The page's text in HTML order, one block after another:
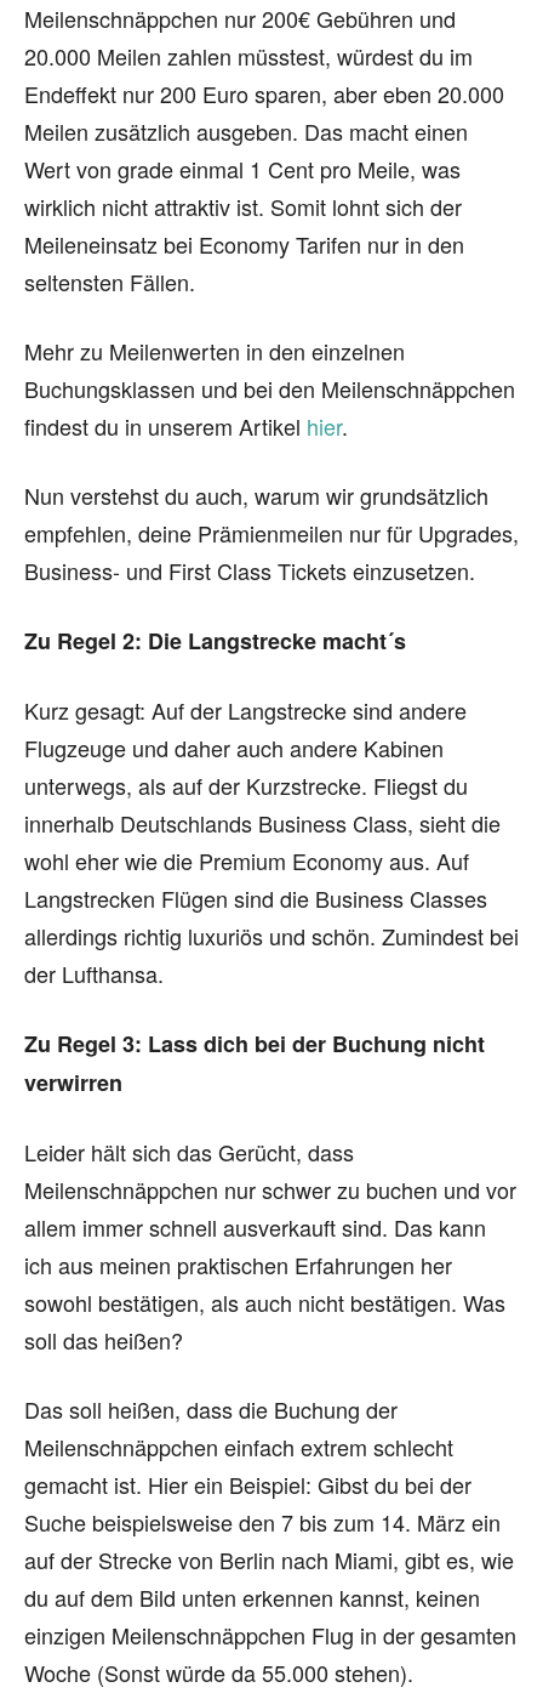
Meilenschnäppchen nur 200€ Gebühren und
20.000 Meilen zahlen müsstest, würdest du im
Endeffekt nur 200 Euro sparen, aber eben 20.000
Meilen zusätzlich ausgeben. Das macht einen
Wert von grade einmal 1 Cent pro Meile, was
wirklich nicht attraktiv ist. Somit lohnt sich der
Meileneinsatz bei Economy Tarifen nur in den
seltensten Fällen.
Mehr zu Meilenwerten in den einzelnen
Buchungsklassen und bei den Meilenschnäppchen
findest du in unserem Artikel hier.
Nun verstehst du auch, warum wir grundsätzlich
empfehlen, deine Prämienmeilen nur für Upgrades,
Business- und First Class Tickets einzusetzen.
Zu Regel 2: Die Langstrecke macht´s
Kurz gesagt: Auf der Langstrecke sind andere
Flugzeuge und daher auch andere Kabinen
unterwegs, als auf der Kurzstrecke. Fliegst du
innerhalb Deutschlands Business Class, sieht die
wohl eher wie die Premium Economy aus. Auf
Langstrecken Flügen sind die Business Classes
allerdings richtig luxuriös und schön. Zumindest bei
der Lufthansa.
Zu Regel 3: Lass dich bei der Buchung nicht
verwirren
Leider hält sich das Gerücht, dass
Meilenschnäppchen nur schwer zu buchen und vor
allem immer schnell ausverkauft sind. Das kann
ich aus meinen praktischen Erfahrungen her
sowohl bestätigen, als auch nicht bestätigen. Was
soll das heißen?
Das soll heißen, dass die Buchung der
Meilenschnäppchen einfach extrem schlecht
gemacht ist. Hier ein Beispiel: Gibst du bei der
Suche beispielsweise den 7 bis zum 14. März ein
auf der Strecke von Berlin nach Miami, gibt es, wie
du auf dem Bild unten erkennen kannst, keinen
einzigen Meilenschnäppchen Flug in der gesamten
Woche (Sonst würde da 55.000 stehen).